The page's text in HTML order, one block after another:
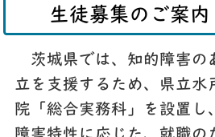
生徒募集のご案内
茨城県では、知的障害の
立を支援するため、県立水
院「総合実務科」を設置し